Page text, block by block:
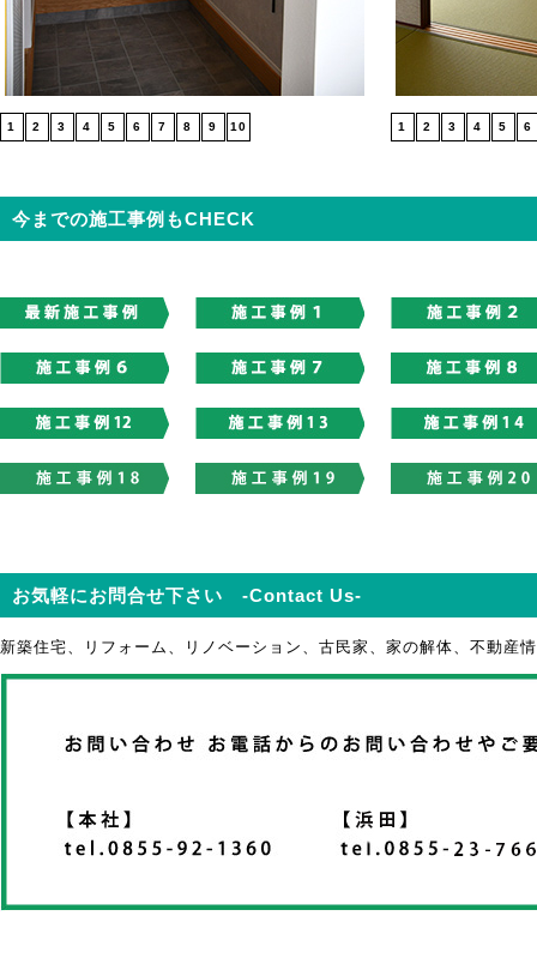
1 2 3 4 5 6 7 8 9 10 1 2 3 4 5 6
今までの施工事例もCHECK
お気軽にお問合せ下さい -Contact Us-
新築住宅、リフォーム、リノベーション、古民家、家の解体、不動産